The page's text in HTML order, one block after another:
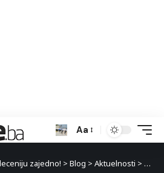
Aa
zajedno! > Blog > Aktuelnosti >